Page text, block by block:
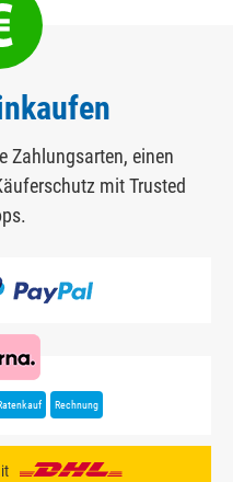
Zahlungsarten, einen
mit Trusted
Rechnung